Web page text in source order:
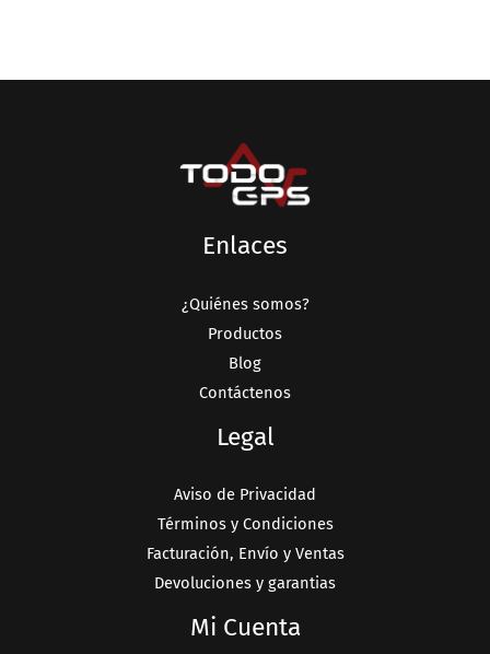
Enlaces
¿Quiénes somos?
Productos
Blog
Contáctenos
Legal
Aviso de Privacidad
Términos y Condiciones
Facturación, Envío y Ventas
Devoluciones y garantias
Mi Cuenta